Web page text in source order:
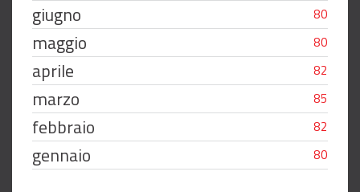
giugno 80
maggio 80
aprile 82
marzo 85
febbraio 82
gennaio 80